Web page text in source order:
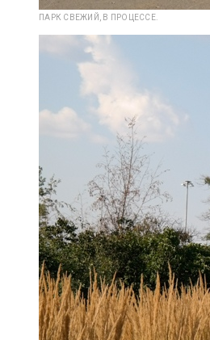
ПАРК СВЕЖИЙ, В ПРОЦЕССЕ.